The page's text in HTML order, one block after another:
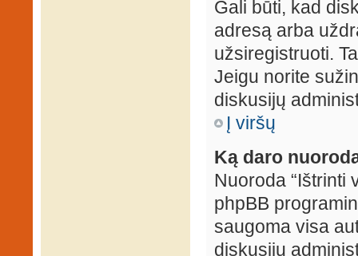
Gali būti, kad
adresą arba
užsiregistruoti.
Jeigu norite
diskusijų
Į viršų
Ką daro
Nuoroda “Ištrinti
phpBB
saugoma visa
diskusijų